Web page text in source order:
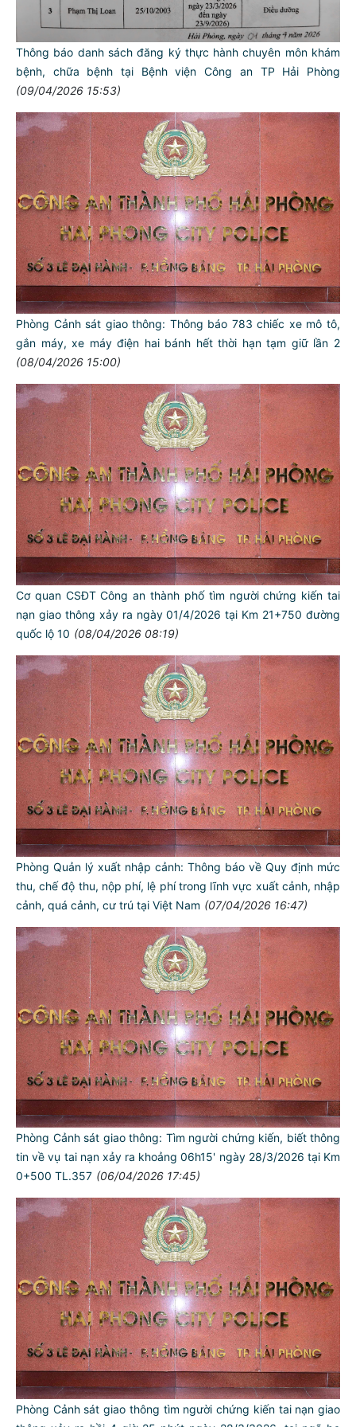
Thông báo danh sách đăng ký thực hành chuyên môn khám
bệnh, chữa bệnh tại Bệnh viện Công an TP Hải Phòng
(09/04/2026 15:53)
Phòng Cảnh sát giao thông: Thông báo 783 chiếc xe mô tô,
gắn máy, xe máy điện hai bánh hết thời hạn tạm giữ lần 2
(08/04/2026 15:00)
Cơ quan CSĐT Công an thành phố tìm người chứng kiến tai
nạn giao thông xảy ra ngày 01/4/2026 tại Km 21+750 đường
quốc lộ 10 (08/04/2026 08:19)
Phòng Quản lý xuất nhập cảnh: Thông báo về Quy định mức
thu, chế độ thu, nộp phí, lệ phí trong lĩnh vực xuất cảnh, nhập
cảnh, quá cảnh, cư trú tại Việt Nam (07/04/2026 16:47)
Phòng Cảnh sát giao thông: Tìm người chứng kiến, biết thông
tin về vụ tai nạn xảy ra khoảng 06h15' ngày 28/3/2026 tại Km
0+500 TL.357 (06/04/2026 17:45)
Phòng Cảnh sát giao thông tìm người chứng kiến tai nạn giao